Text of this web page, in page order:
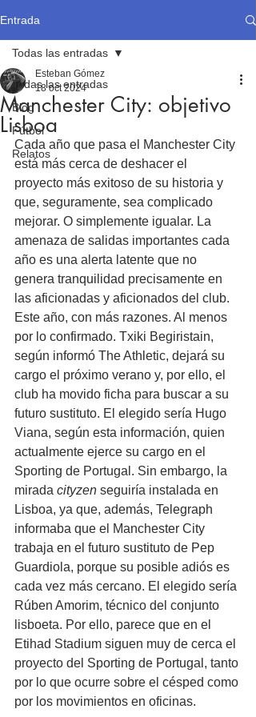
Entrada
Todas las entradas
Blog
Fútbol
Relatos
Todas las entradas
Manchester City: objetivo
Lisboa
Esteban Gómez
18 oct 2024
Cada año que pasa el Manchester City
está más cerca de deshacer el
proyecto más exitoso de su historia y
que, seguramente, sea complicado
mejorar. O simplemente igualar. La
amenaza de salidas importantes cada
año es una alerta latente que no
genera tranquilidad precisamente en
las aficionadas y aficionados del club.
Este año, con más razones. Al menos
por lo confirmado. Txiki Begiristain,
según informó The Athletic, dejará su
cargo el próximo verano y, por ello, el
club ha movido ficha para buscar a su
futuro sustituto. El elegido sería Hugo
Viana, según esta información, quien
actualmente ejerce su cargo en el
Sporting de Portugal. Sin embargo, la
mirada cityzen seguiría instalada en
Lisboa, ya que, además, Telegraph
informaba que el Manchester City
trabaja en el futuro sustituto de Pep
Guardiola, porque su posible adiós es
cada vez más cercano. El elegido sería
Rúben Amorim, técnico del conjunto
lisboeta. Por ello, parece que en el
Etihad Stadium siguen muy de cerca el
proyecto del Sporting de Portugal, tanto
por lo que ocurre sobre el césped como
por los movimientos en oficinas.